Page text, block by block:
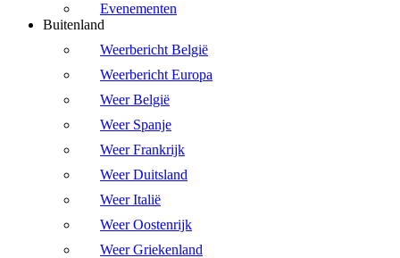
Evenementen
Buitenland
Weerbericht België
Weerbericht Europa
Weer België
Weer Spanje
Weer Frankrijk
Weer Duitsland
Weer Italië
Weer Oostenrijk
Weer Griekenland